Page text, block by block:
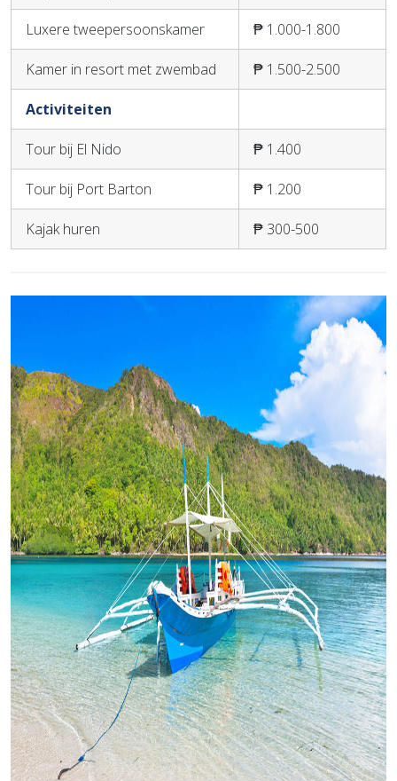
Luxere tweepersoonskamer ₱ 1.000-1.800
Kamer in resort met zwembad ₱ 1.500-2.500
Activiteiten
Tour bij El Nido ₱ 1.400
Tour bij Port Barton ₱ 1.200
Kajak huren ₱ 300-500